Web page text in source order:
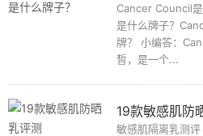
Cancer Council
是什么牌子？
牌？ 小编答：
皙，是一个...
19款敏感肌防
敏感肌隔离乳测